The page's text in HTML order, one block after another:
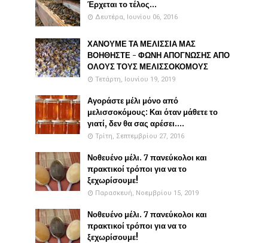
Έρχεται το τέλος...
Δευτέρα, Ιουνίου 06, 2016
ΧΑΝΟΥΜΕ ΤΑ ΜΕΛΙΣΣΙΑ ΜΑΣ
ΒΟΗΘΗΣΤΕ - ΦΩΝΗ ΑΠΟΓΝΩΣΗΣ ΑΠΟ
ΟΛΟΥΣ ΤΟΥΣ ΜΕΛΙΣΣΟΚΟΜΟΥΣ
Τετάρτη, Ιουνίου 19, 2019
Αγοράστε μέλι μόνο από
μελισσοκόμους: Και όταν μάθετε το
γιατί, δεν θα σας αρέσει....
Τρίτη, Σεπτεμβρίου 27, 2016
Νοθευένο μέλι. 7 πανεύκολοι και
πρακτικοί τρόποι για να το
ξεχωρίσουμε!
Παρασκευή, Νοεμβρίου 15, 2019
Νοθευένο μέλι. 7 πανεύκολοι και
πρακτικοί τρόποι για να το
ξεχωρίσουμε!